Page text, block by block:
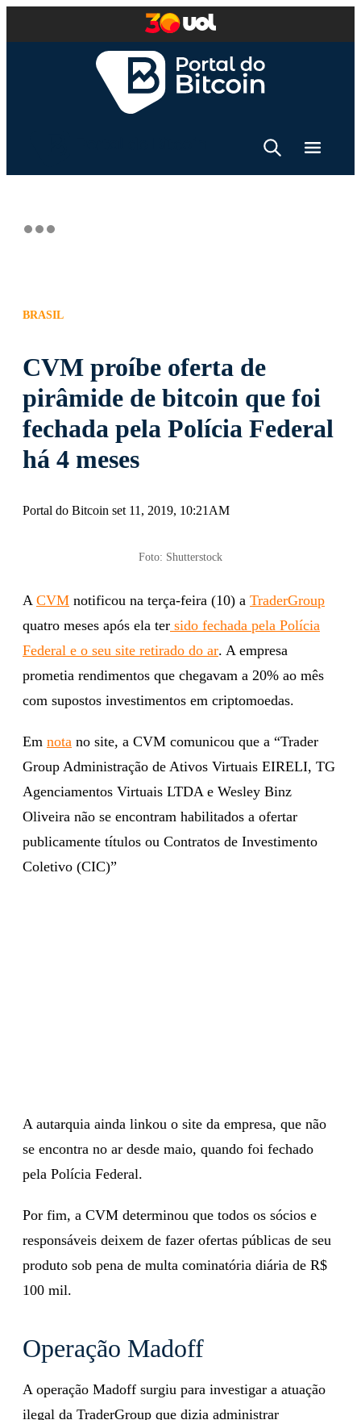
BRASIL
CVM proíbe oferta de
pirâmide de bitcoin que foi
fechada pela Polícia Federal
há 4 meses
Portal do Bitcoin set 11, 2019, 10:21AM
Foto: Shutterstock
A CVM notificou na terça-feira (10) a TraderGroup
quatro meses após ela ter sido fechada pela Polícia
Federal e o seu site retirado do ar. A empresa
prometia rendimentos que chegavam a 20% ao mês
com supostos investimentos em criptomoedas.
Em nota no site, a CVM comunicou que a “Trader
Group Administração de Ativos Virtuais EIRELI, TG
Agenciamentos Virtuais LTDA e Wesley Binz
Oliveira não se encontram habilitados a ofertar
publicamente títulos ou Contratos de Investimento
Coletivo (CIC)”
A autarquia ainda linkou o site da empresa, que não
se encontra no ar desde maio, quando foi fechado
pela Polícia Federal.
Por fim, a CVM determinou que todos os sócios e
responsáveis deixem de fazer ofertas públicas de seu
produto sob pena de multa cominatória diária de R$
100 mil.
Operação Madoff
A operação Madoff surgiu para investigar a atuação
ilegal da TraderGroup que dizia administrar